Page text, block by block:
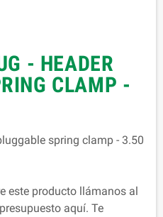
- HEADER
CLAMP -
spring clamp - 3.50
este producto llámanos al
aquí. Te